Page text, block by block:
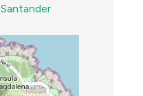
,Santander